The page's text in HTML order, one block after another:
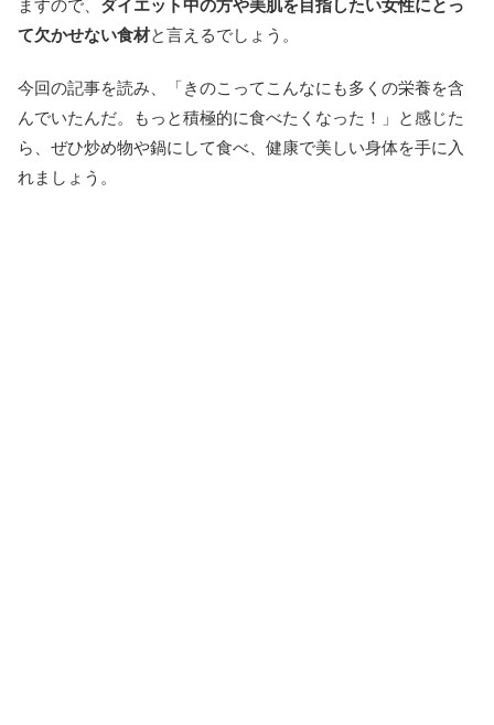
ますので、 ダイエット中の方や美肌を目指したい女性にとっ
て欠かせない食材と言えるでしょう。
今回の記事を読み、「きのこってこんなにも多くの栄養を含
んでいたんだ。もっと積極的に食べたくなった！」と感じた
ら、ぜひ炒め物や鍋にして食べ、健康で美しい身体を手に入
れましょう。